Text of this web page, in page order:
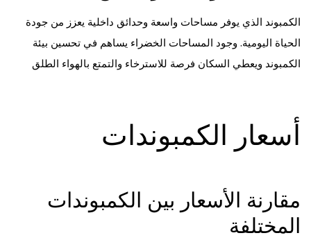
الكمبوند الذي يوفر مساحات واسعة وحدائق داخلية يعزز من جودة
الحياة اليومية. وجود المساحات الخضراء يساهم في تحسين بيئة
الكمبوند ويعطي السكان فرصة للاسترخاء والتمتع بالهواء الطلق
أسعار الكمبوندات
مقارنة الأسعار بين الكمبوندات
المختلفة